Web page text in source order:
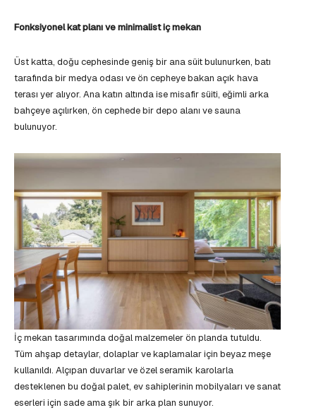
Fonksiyonel kat planı ve minimalist iç mekan
Üst katta, doğu cephesinde geniş bir ana süit bulunurken, batı
tarafında bir medya odası ve ön cepheye bakan açık hava
terası yer alıyor. Ana katın altında ise misafir süiti, eğimli arka
bahçeye açılırken, ön cephede bir depo alanı ve sauna
bulunuyor.
İç mekan tasarımında doğal malzemeler ön planda tutuldu.
Tüm ahşap detaylar, dolaplar ve kaplamalar için beyaz meşe
kullanıldı. Alçıpan duvarlar ve özel seramik karolarla
desteklenen bu doğal palet, ev sahiplerinin mobilyaları ve sanat
eserleri için sade ama şık bir arka plan sunuyor.